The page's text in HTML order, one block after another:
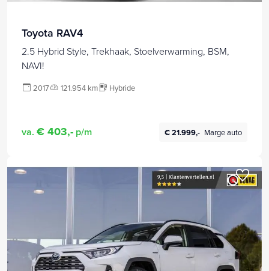
Toyota RAV4
2.5 Hybrid Style, Trekhaak, Stoelverwarming, BSM,
NAVI!
2017 121.954 km Hybride
va. € 403,- p/m € 21.999,- Marge auto